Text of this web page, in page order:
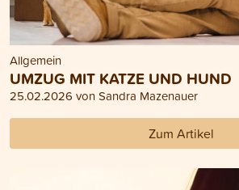
Allgemein
UMZUG MIT KATZE UND HUND
25.02.2026 von Sandra Mazenauer
Zum Artikel